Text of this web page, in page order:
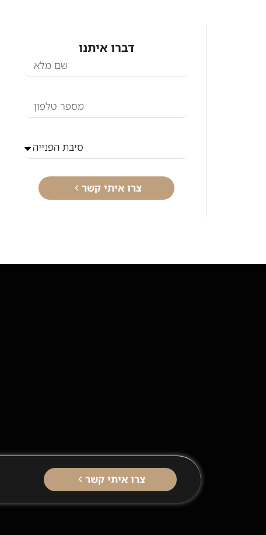
דברו איתנו
צרו איתי קשר
צרו איתי קשר